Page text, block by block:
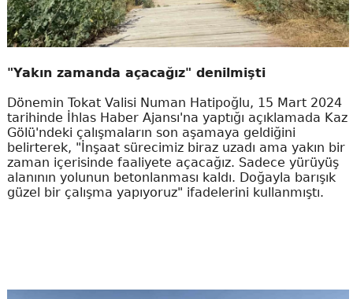
"Yakın zamanda açacağız" denilmişti
Dönemin Tokat Valisi Numan Hatipoğlu, 15 Mart 2024
tarihinde İhlas Haber Ajansı'na yaptığı açıklamada Kaz
Gölü'ndeki çalışmaların son aşamaya geldiğini
belirterek, "İnşaat sürecimiz biraz uzadı ama yakın bir
zaman içerisinde faaliyete açacağız. Sadece yürüyüş
alanının yolunun betonlanması kaldı. Doğayla barışık
güzel bir çalışma yapıyoruz" ifadelerini kullanmıştı.